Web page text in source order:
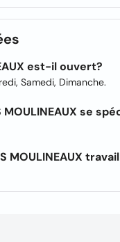
est-il ouvert?
Samedi, Dimanche.
MOULINEAUX se
MOULINEAUX